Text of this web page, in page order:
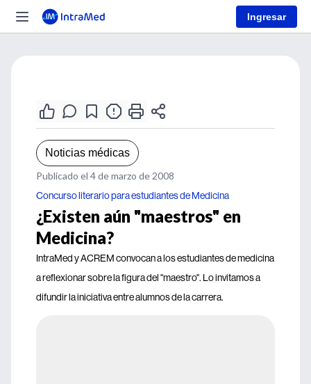
Ingresar
Noticias médicas
Publicado el 4 de marzo de 2008
Concurso literario para estudiantes de Medicina
¿Existen aún "maestros" en
Medicina?
IntraMed y ACREM convocan a los estudiantes de medicina
a reflexionar sobre la figura del "maestro". Lo invitamos a
difundir la iniciativa entre alumnos de la carrera.